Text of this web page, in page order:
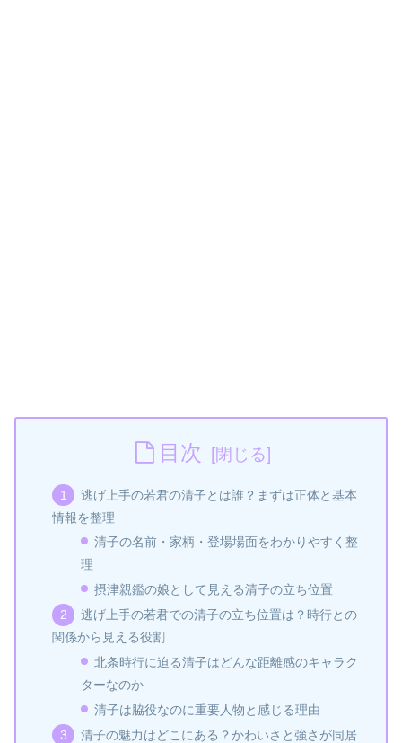
目次
逃げ上手の若君の清子とは誰？まずは正体と基本
情報を整理
清子の名前・家柄・登場場面をわかりやすく整
理
摂津親鑑の娘として見える清子の立ち位置
逃げ上手の若君での清子の立ち位置は？時行との
関係から見える役割
北条時行に迫る清子はどんな距離感のキャラク
ターなのか
清子は脇役なのに重要人物と感じる理由
清子の魅力はどこにある？かわいさと強さが同居